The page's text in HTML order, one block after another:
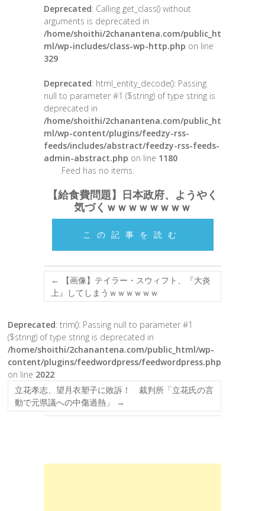
Deprecated: Calling get_class() without
arguments is deprecated in
/home/shoithi/2chanantena.com/public_ht
ml/wp-includes/class-wp-http.php on line
329
Deprecated: html_entity_decode(): Passing
null to parameter #1 ($string) of type string is
deprecated in
/home/shoithi/2chanantena.com/public_ht
ml/wp-content/plugins/feedzy-rss-
feeds/includes/abstract/feedzy-rss-feeds-
admin-abstract.php on line 1180
Feed has no items.
【給食費問題】日本政府、ようやく
気づくｗｗｗｗｗｗｗｗ
この記事を読む
←
【画像】テイラー・スウィフト、『大炎
上』してしまうｗｗｗｗｗｗ
Deprecated: trim(): Passing null to parameter #1
($string) of type string is deprecated in
/home/shoithi/2chanantena.com/public_html/wp-
content/plugins/feedwordpress/feedwordpress.php
on line 2022
立花孝志、望月衣塑子に敗訴！ 裁判所「立花氏の言
動で元県議への中傷過熱」
→